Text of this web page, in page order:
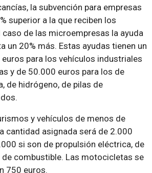
la subvención para empresas
superior a la que reciben los
caso de las microempresas la ayuda
un 20% más. Estas ayudas tienen un
para los vehículos industriales
y de 50.000 euros para los de
de hidrógeno, de pilas de
y vehículos de menos de
cantidad asignada será de 2.000
si son de propulsión eléctrica, de
de combustible. Las motocicletas se
750 euros.